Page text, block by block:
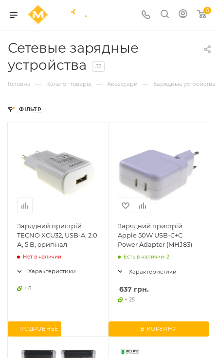
0
Сетевые зарядные
устройства
53
Головна — Каталог товарів — Аксесуари — Зарядные устройства
ФІЛЬТР
Зарядний пристрій
TECNO XCU32, USB-A, 2.0
А, 5 В, оригінал
Нет в наличии
Характеристики
+ 8
ПОДРОБНЕЕ
Зарядний пристрій
Apple 50W USB-C+C
Power Adapter (MHJ83)
Есть в наличии: 2
Характеристики
637 грн.
+ 25
В КОРЗИНУ